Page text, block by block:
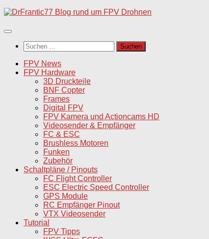
Unter
Inhalt
Suchen
nach:
FPV News
FPV Hardware
3D Druckteile
BNF Copter
Frames
Digital FPV
FPV Kamera und Actioncams HD
Videosender & Empfänger
FC & ESC
Brushless Motoren
Funken
Zubehör
Schaltpläne / Pinouts
FC Flight Controller
ESC Electric Speed Controller
GPS Module
RC Empfänger Pinout
VTX Videosender
Tutorial
FPV Tipps